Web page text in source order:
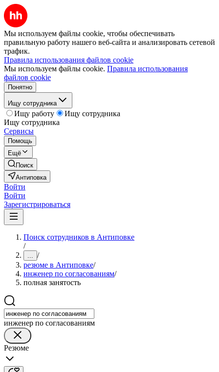
Мы используем файлы cookie, чтобы обеспечивать
правильную работу нашего веб-сайта и анализировать сетевой
трафик.
Правила использования файлов cookie
Мы используем файлы cookie. Правила использования
файлов cookie
Понятно
Ищу сотрудника
Ищу работу
Ищу сотрудника
Ищу сотрудника
Сервисы
Помощь
Ещё
Поиск
Антиповка
Войти
Войти
Зарегистрироваться
Поиск сотрудников в Антиповке
/
... /
резюме в Антиповке/
инженер по согласованиям/
полная занятость
инженер по согласованиям
Резюме